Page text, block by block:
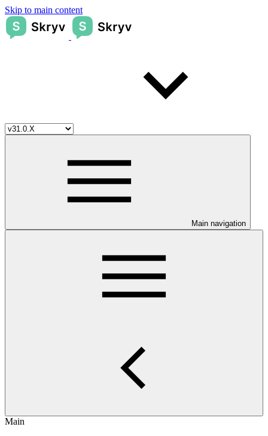
Skip to main content
Main navigation
Main